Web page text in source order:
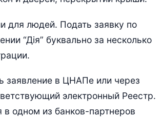
для людей. Подать заявку по
“Дія” буквально за несколько
заявление в ЦНАПе или через
электронный Реестр.
в одном из банков-партнеров